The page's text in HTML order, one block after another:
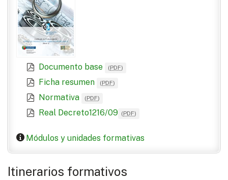
Documento base (PDF)
Ficha resumen (PDF)
Normativa (PDF)
Real Decreto1216/09 (PDF)
Módulos y unidades formativas
Itinerarios formativos